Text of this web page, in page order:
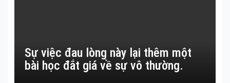
Sự việc đau lòng này lại thêm một
bài học đắt giá về sự vô thường.